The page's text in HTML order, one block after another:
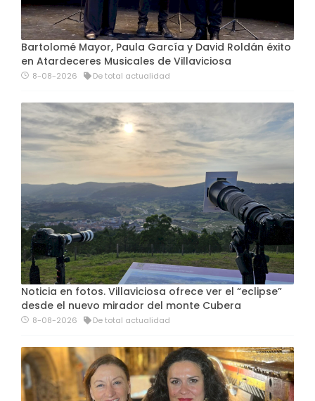
Bartolomé Mayor, Paula García y David Roldán éxito
en Atardeceres Musicales de Villaviciosa
8-08-2026 De total actualidad
Noticia en fotos. Villaviciosa ofrece ver el “eclipse”
desde el nuevo mirador del monte Cubera
8-08-2026 De total actualidad